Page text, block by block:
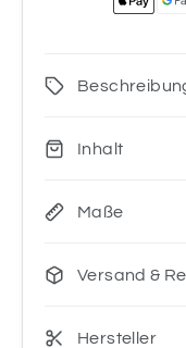
Inhalt
Maße
Versand &
Hersteller